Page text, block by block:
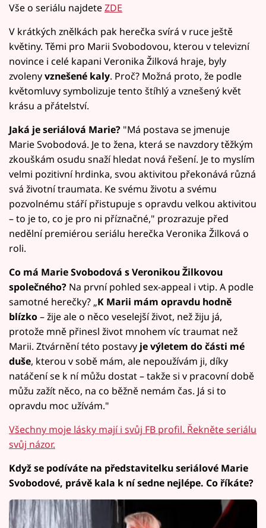
Vše o seriálu najdeteZDE
V krátkých znělkách pak herečka svírá v ruce ještě
květiny. Těmi pro Marii Svobodovou, kterou v televizní
novince i celé kapani Veronika Žilková hraje, byly
zvolenyvznešené kaly. Proč? Možná proto, že podle
květomluvy symbolizuje tento štíhlý a vznešený květ
krásu a přátelství.
Jaká je seriálová Marie? "Má postava se jmenuje
Marie Svobodová. Je to žena, která se navzdory těžkým
zkouškám osudu snaží hledat nová řešení. Je to myslím
velmi pozitivní hrdinka, svou aktivitou překonává různá
svá životní traumata. Ke svému životu a svému
pozvolnému stáří přistupuje s opravdu velkou aktivitou
– to je to, co je pro ni příznačné," prozrazuje před
nedělní premiérou seriálu herečka Veronika Žilková o
roli.
Co má Marie Svobodová s Veronikou Žilkovou
společného? Na první pohled sex-appeal i vtip. A podle
samotné herečky? „K Marii mám opravdu hodně
blízko– žije ale o něco veselejší život, než žiju já,
protože mně přinesl život mnohem víc traumat než
Marii. Ztvárnění této postavy je výletem do části mé
duše, kterou v sobě mám, ale nepoužívám ji, díky
natáčení se k ní můžu dostat – takže si v pracovní době
můžu zažít něco, na co běžně nemám čas. Já si to
opravdu moc užívám."
Všechny moje lásky mají i svůj FB profil. Řekněte seriálu
svůj názor.
Když se podíváte na představitelku seriálové Marie
Svobodové, právě kala k ní sedne nejlépe. Co říkáte?